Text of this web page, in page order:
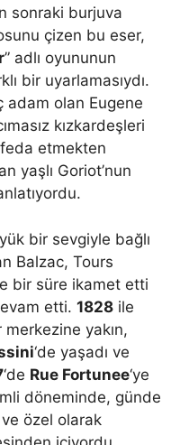
sonraki burjuva
çizen bu eser,
” adlı oyununun
bir uyarlamasıydı.
adam olan Eugene
kızkardeşleri
etmekten
yaşlı Goriot’nun
bir sevgiyle bağlı
Balzac, Tours
bir süre ikamet etti
etti. 1828 ile
merkezine yakın,
‘de yaşadı ve
‘de Rue Fortunee‘ye
döneminde, günde
ve özel olarak